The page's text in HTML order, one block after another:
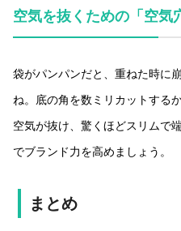
空気を抜くための「空気
袋がパンパンだと、重ねた時に
ね。底の角を数ミリカットする
空気が抜け、驚くほどスリムで
でブランド力を高めましょう。
まとめ